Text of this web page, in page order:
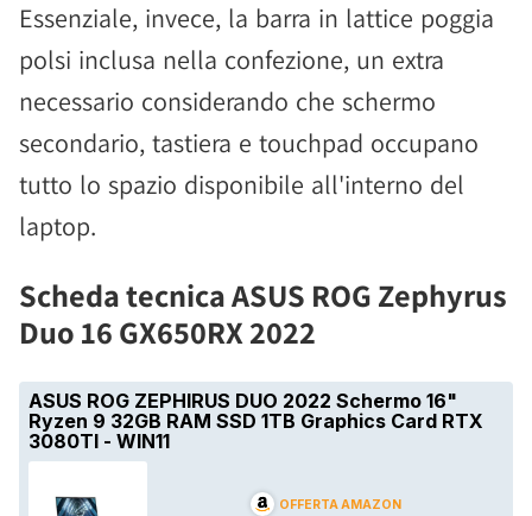
Essenziale, invece, la barra in lattice poggia
polsi inclusa nella confezione, un extra
necessario considerando che schermo
secondario, tastiera e touchpad occupano
tutto lo spazio disponibile all'interno del
laptop.
Scheda tecnica ASUS ROG Zephyrus
Duo 16 GX650RX 2022